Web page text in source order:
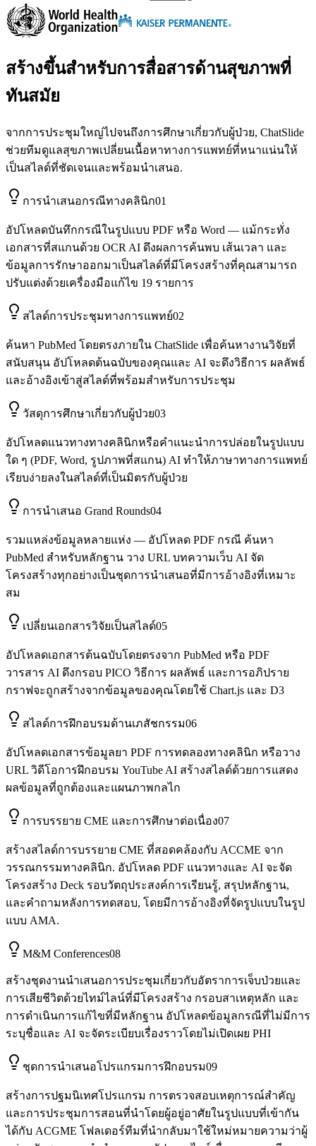
สร้างขึ้นสำหรับการสื่อสารด้านสุขภาพที่
ทันสมัย
จากการประชุมใหญ่ไปจนถึงการศึกษาเกี่ยวกับผู้ป่วย, ChatSlide
ช่วยทีมดูแลสุขภาพเปลี่ยนเนื้อหาทางการแพทย์ที่หนาแน่นให้
เป็นสไลด์ที่ชัดเจนและพร้อมนำเสนอ.
การนำเสนอกรณีทางคลินิก01
อัปโหลดบันทึกกรณีในรูปแบบ PDF หรือ Word — แม้กระทั่ง
เอกสารที่สแกนด้วย OCR AI ดึงผลการค้นพบ เส้นเวลา และ
ข้อมูลการรักษาออกมาเป็นสไลด์ที่มีโครงสร้างที่คุณสามารถ
ปรับแต่งด้วยเครื่องมือแก้ไข 19 รายการ
สไลด์การประชุมทางการแพทย์02
ค้นหา PubMed โดยตรงภายใน ChatSlide เพื่อค้นหางานวิจัยที่
สนับสนุน อัปโหลดต้นฉบับของคุณและ AI จะดึงวิธีการ ผลลัพธ์
และอ้างอิงเข้าสู่สไลด์ที่พร้อมสำหรับการประชุม
วัสดุการศึกษาเกี่ยวกับผู้ป่วย03
อัปโหลดแนวทางทางคลินิกหรือคำแนะนำการปล่อยในรูปแบบ
ใด ๆ (PDF, Word, รูปภาพที่สแกน) AI ทำให้ภาษาทางการแพทย์
เรียบง่ายลงในสไลด์ที่เป็นมิตรกับผู้ป่วย
การนำเสนอ Grand Rounds04
รวมแหล่งข้อมูลหลายแห่ง — อัปโหลด PDF กรณี ค้นหา
PubMed สำหรับหลักฐาน วาง URL บทความเว็บ AI จัด
โครงสร้างทุกอย่างเป็นชุดการนำเสนอที่มีการอ้างอิงที่เหมาะ
สม
เปลี่ยนเอกสารวิจัยเป็นสไลด์05
อัปโหลดเอกสารต้นฉบับโดยตรงจาก PubMed หรือ PDF
วารสาร AI ดึงกรอบ PICO วิธีการ ผลลัพธ์ และการอภิปราย
กราฟจะถูกสร้างจากข้อมูลของคุณโดยใช้ Chart.js และ D3
สไลด์การฝึกอบรมด้านเภสัชกรรม06
อัปโหลดเอกสารข้อมูลยา PDF การทดลองทางคลินิก หรือวาง
URL วิดีโอการฝึกอบรม YouTube AI สร้างสไลด์ด้วยการแสดง
ผลข้อมูลที่ถูกต้องและแผนภาพกลไก
การบรรยาย CME และการศึกษาต่อเนื่อง07
สร้างสไลด์การบรรยาย CME ที่สอดคล้องกับ ACCME จาก
วรรณกรรมทางคลินิก. อัปโหลด PDF แนวทางและ AI จะจัด
โครงสร้าง Deck รอบวัตถุประสงค์การเรียนรู้, สรุปหลักฐาน,
และคำถามหลังการทดสอบ, โดยมีการอ้างอิงที่จัดรูปแบบในรูป
แบบ AMA.
M&M Conferences08
สร้างชุดงานนำเสนอการประชุมเกี่ยวกับอัตราการเจ็บป่วยและ
การเสียชีวิตด้วยไทม์ไลน์ที่มีโครงสร้าง กรอบสาเหตุหลัก และ
การดำเนินการแก้ไขที่มีหลักฐาน อัปโหลดข้อมูลกรณีที่ไม่มีการ
ระบุชื่อและ AI จะจัดระเบียบเรื่องราวโดยไม่เปิดเผย PHI
ชุดการนำเสนอโปรแกรมการฝึกอบรม09
สร้างการปฐมนิเทศโปรแกรม การตรวจสอบเหตุการณ์สำคัญ
และการประชุมการสอนที่นำโดยผู้อยู่อาศัยในรูปแบบที่เข้ากัน
ได้กับ ACGME โฟลเดอร์ทีมที่นำกลับมาใช้ใหม่หมายความว่าผู้